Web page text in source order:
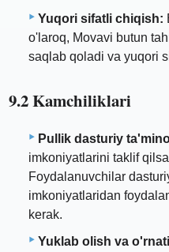
Yuqori sifatli chiqish:
o'laroq, Movavi butun
saqlab qoladi va yuqori
9.2 Kamchiliklari
Pullik dasturiy
imkoniyatlarini taklif
Foydalanuvchilar
imkoniyatlaridan
kerak.
Yuklab olish va